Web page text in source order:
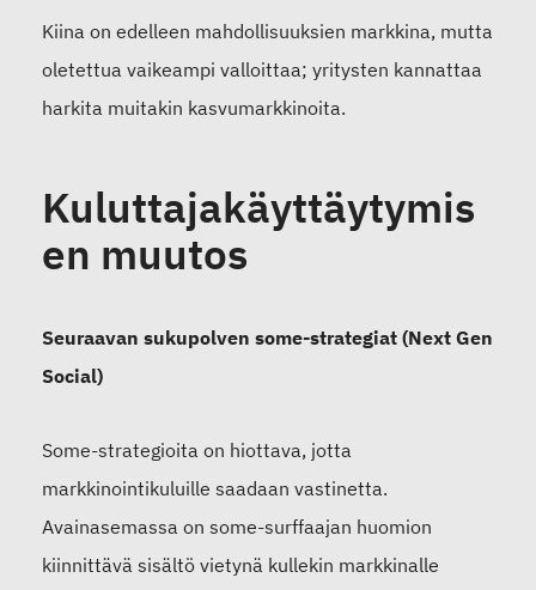
Kiina on edelleen mahdollisuuksien markkina, mutta
oletettua vaikeampi valloittaa; yritysten kannattaa
harkita muitakin kasvumarkkinoita.
Kuluttajakäyttäytymis
en muutos
Seuraavan sukupolven some-strategiat (Next Gen
Social)
Some-strategioita on hiottava, jotta
markkinointikuluille saadaan vastinetta.
Avainasemassa on some-surffaajan huomion
kiinnittävä sisältö vietynä kullekin markkinalle